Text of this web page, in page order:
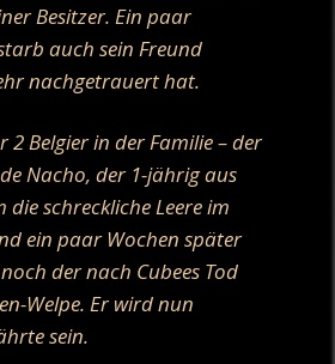
Besitzer. Ein paar
auch sein Freund
nachgetrauert hat.
2 Belgier in der Familie – der
Nacho, der 1-jährig aus
schreckliche Leere im
ein paar Wochen später
der nach Cubees Tod
Welpe. Er wird nun
sein.